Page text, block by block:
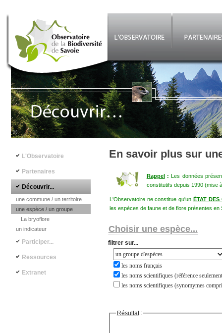
Aller au contenu principal
©
En savoir plus sur
Rappel:Les données
constitutifs depuis 1990 (mise
L'Observatoire ne constitue qu'unÉTAT DES
les espèces de faune et de flore présentes en
Choisir une espèce...
filtrer sur...
les noms français
les noms scientifiques (référence
les noms scientifiques (synomymes
Résultat:
Navigation principale
L'Observatoire
Partenaires
Découvrir...
une commune / un territoire
une espèce / un groupe
La bryoflore
un indicateur
Participer...
Ressources
Extranet